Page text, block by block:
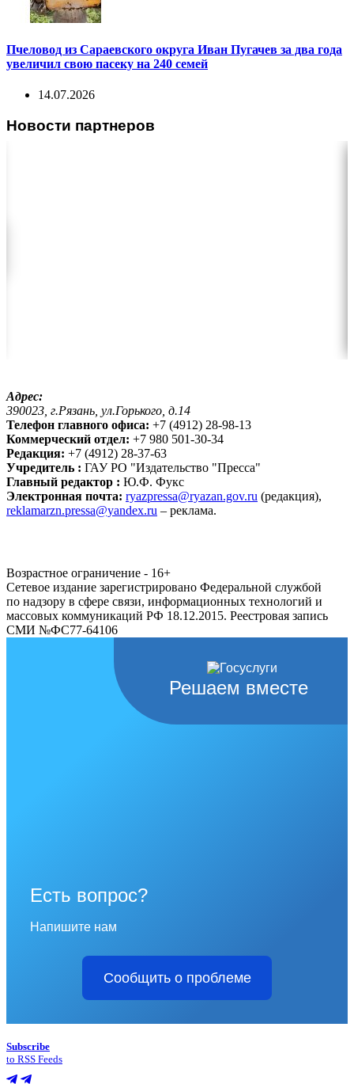
Пчеловод из Сараевского округа Иван Пугачев за два года
увеличил свою пасеку на 240 семей
14.07.2026
Новости партнеров
Адрес:
390023, г.Рязань, ул.Горького, д.14
Телефон главного офиса: +7 (4912) 28-98-13
Коммерческий отдел: +7 980 501-30-34
Редакция: +7 (4912) 28-37-63
Учредитель : ГАУ РО "Издательство "Пресса"
Главный редактор : Ю.Ф. Фукс
Электронная почта: ryazpressa@ryazan.gov.ru (редакция),
reklamarzn.pressa@yandex.ru – реклама.
Возрастное ограничение - 16+
Сетевое издание зарегистрировано Федеральной службой
по надзору в сфере связи, информационных технологий и
массовых коммуникаций РФ 18.12.2015. Реестровая запись
СМИ №ФС77-64106
Решаем вместе
Есть вопрос?
Напишите нам
Сообщить о проблеме
Subscribe
to RSS Feeds